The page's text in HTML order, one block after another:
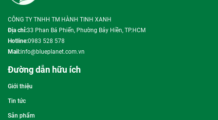
CÔNG TY TNHH TM HÀNH TINH XANH
Địa chỉ:33 Phan Bá Phiến, Phường Bảy Hiền, TP.HCM
Hotline:0983 528 578
Mail:info@blueplanet.com.vn
Đường dẫn hữu ích
Giới thiệu
Tin tức
Sản phẩm